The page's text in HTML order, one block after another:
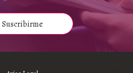
Suscribirme